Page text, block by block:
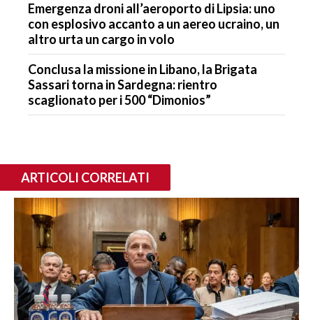
Emergenza droni all’aeroporto di Lipsia: uno
con esplosivo accanto a un aereo ucraino, un
altro urta un cargo in volo
Conclusa la missione in Libano, la Brigata
Sassari torna in Sardegna: rientro
scaglionato per i 500 “Dimonios”
ARTICOLI CORRELATI